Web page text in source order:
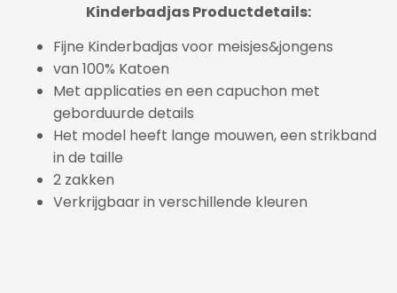
Kinderbadjas Productdetails:
Fijne Kinderbadjas voor meisjes&jongens
van 100% Katoen
Met applicaties en een capuchon met
geborduurde details
Het model heeft lange mouwen, een strikband
in de taille
2 zakken
Verkrijgbaar in verschillende kleuren